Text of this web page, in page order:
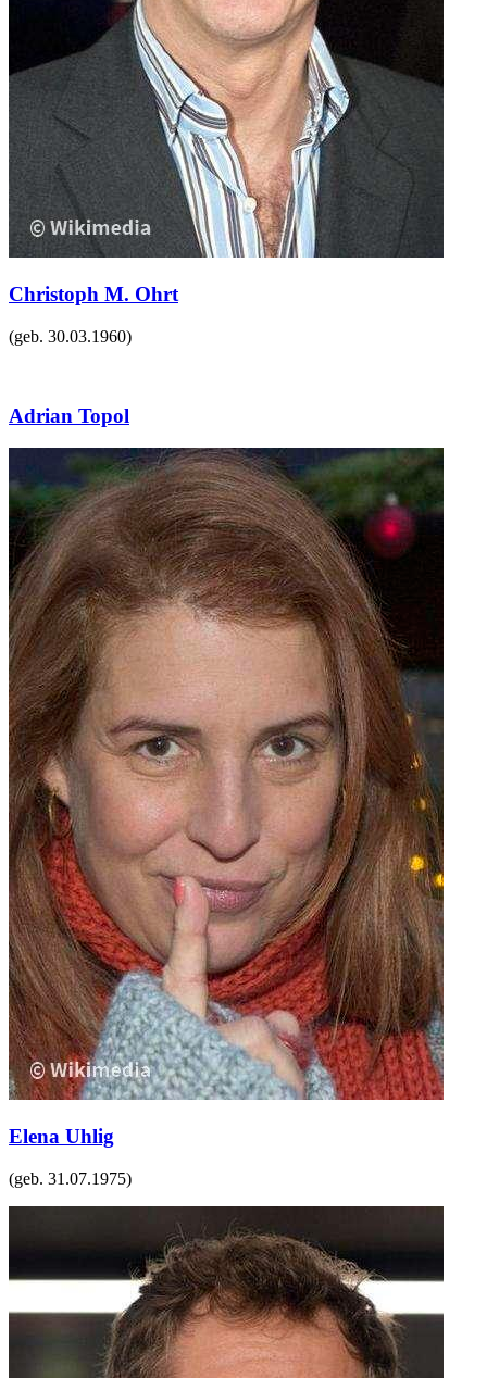
Christoph M. Ohrt
(geb. 30.03.1960)
Adrian Topol
Elena Uhlig
(geb. 31.07.1975)